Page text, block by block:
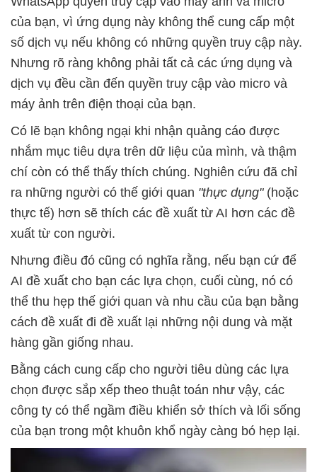
của bạn, vì ứng dụng này không thể cung cấp một
số dịch vụ nếu không có những quyền truy cập này.
Nhưng rõ ràng không phải tất cả các ứng dụng và
dịch vụ đều cần đến quyền truy cập vào micro và
máy ảnh trên điện thoại của bạn.
Có lẽ bạn không ngại khi nhận quảng cáo được
nhắm mục tiêu dựa trên dữ liệu của mình, và thậm
chí còn có thể thấy thích chúng. Nghiên cứu đã chỉ
ra những người có thế giới quan "thực dụng"(hoặc
thực tế) hơn sẽ thích các đề xuất từ ​​AI hơn các đề
xuất từ ​​con người.
Nhưng điều đó cũng có nghĩa rằng, nếu bạn cứ để
AI đề xuất cho bạn các lựa chọn, cuối cùng, nó có
thể thu hẹp thế giới quan và nhu cầu của bạn bằng
cách đề xuất đi đề xuất lại những nội dung và mặt
hàng gần giống nhau.
Bằng cách cung cấp cho người tiêu dùng các lựa
chọn được sắp xếp theo thuật toán như vậy, các
công ty có thể ngầm điều khiển sở thích và lối sống
của bạn trong một khuôn khổ ngày càng bó hẹp lại.